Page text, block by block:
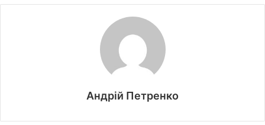
Андрій Петренко